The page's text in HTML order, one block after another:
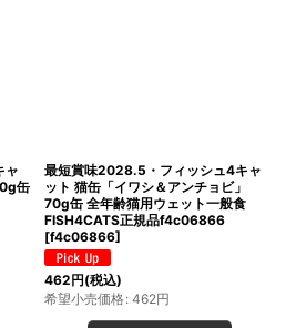
ャ
缶
最短賞味2028.5・フィッシュ4キャ
ット 猫缶「イワシ＆アンチョビ」
70g缶 全年齢猫用ウェット一般食
FISH4CATS正規品f4c06866
[f4c06866]
462円(税込)
希望小売価格: 462円